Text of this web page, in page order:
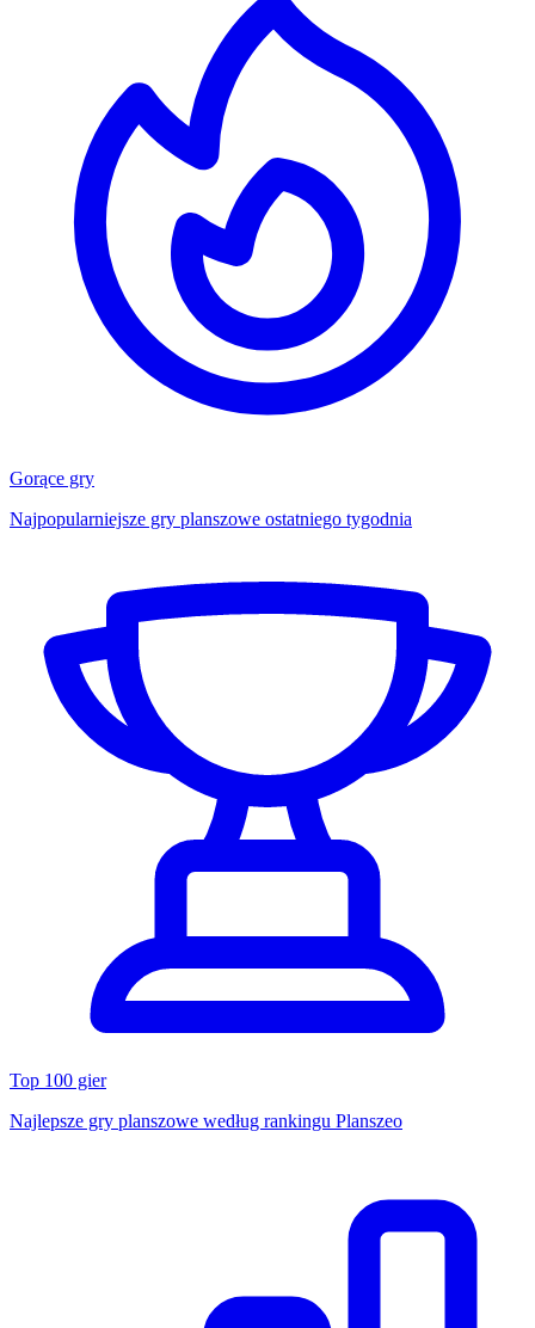
Gorące gry
Najpopularniejsze gry planszowe ostatniego tygodnia
Top 100 gier
Najlepsze gry planszowe według rankingu Planszeo